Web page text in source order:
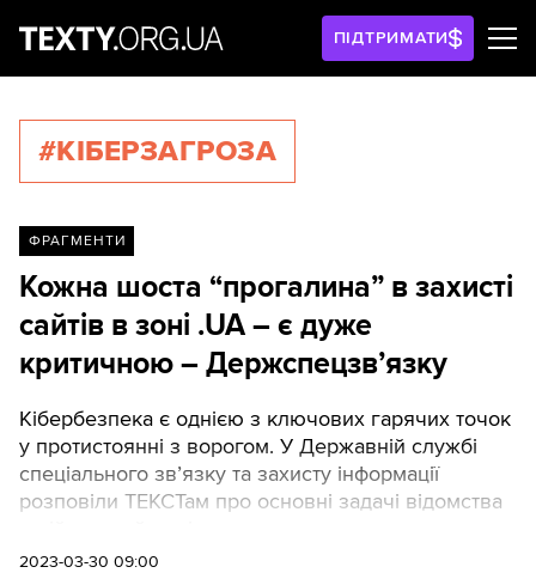
ПІДТРИМАТИ
#КІБЕРЗАГРОЗА
ФРАГМЕНТИ
Кожна шоста “прогалина” в захисті
сайтів в зоні .UA – є дуже
критичною – Держспецзв’язку
Кібербезпека є однією з ключових гарячих точок
у протистоянні з ворогом. У Державній службі
спеціального зв’язку та захисту інформації
розповіли ТЕКСТам про основні задачі відомства
систему кіберзахисту держави.
2023-03-30 09:00